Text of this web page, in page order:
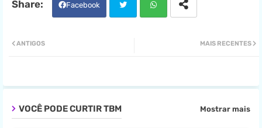
Facebook
pp
MAIS RECENTES
ANTIGOS
VOCÊ PODE CURTIR TBM Mostrar mais